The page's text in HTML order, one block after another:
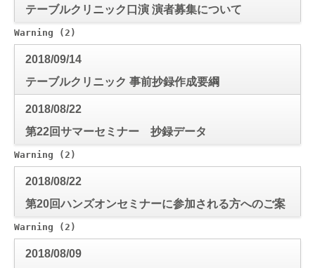
テーブルクリニック口演 演者募集について
Warning (2)
2018/09/14
テーブルクリニック 事前抄録作成要綱
2018/08/22
第22回サマーセミナー 抄録データ
Warning (2)
2018/08/22
第20回ハンズオンセミナーに参加される方へのご案
内
Warning (2)
2018/08/09